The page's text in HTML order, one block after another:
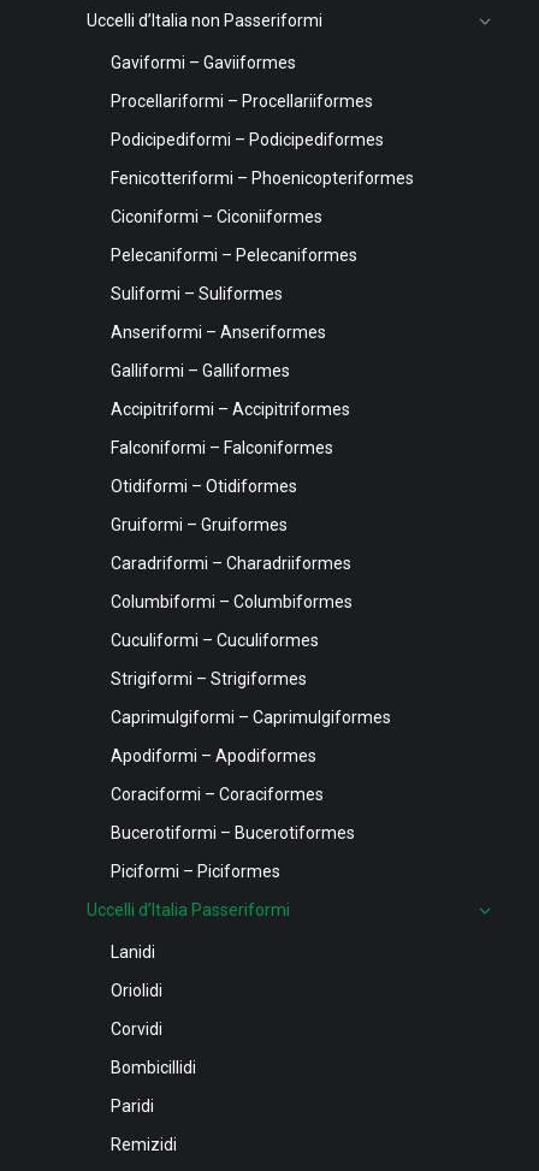
Uccelli d’Italia non Passeriformi
Gaviformi – Gaviiformes
Procellariformi – Procellariiformes
Podicipediformi – Podicipediformes
Fenicotteriformi – Phoenicopteriformes
Ciconiformi – Ciconiiformes
Pelecaniformi – Pelecaniformes
Suliformi – Suliformes
Anseriformi – Anseriformes
Galliformi – Galliformes
Accipitriformi – Accipitriformes
Falconiformi – Falconiformes
Otidiformi – Otidiformes
Gruiformi – Gruiformes
Caradriformi – Charadriiformes
Columbiformi – Columbiformes
Cuculiformi – Cuculiformes
Strigiformi – Strigiformes
Caprimulgiformi – Caprimulgiformes
Apodiformi – Apodiformes
Coraciformi – Coraciformes
Bucerotiformi – Bucerotiformes
Piciformi – Piciformes
Uccelli d’Italia Passeriformi
Lanidi
Oriolidi
Corvidi
Bombicillidi
Paridi
Remizidi